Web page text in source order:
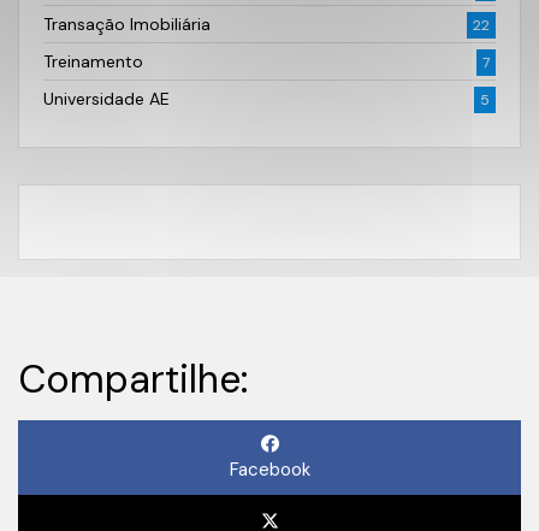
Transação Imobiliária 22
Treinamento 7
Universidade AE 5
Compartilhe:
Facebook